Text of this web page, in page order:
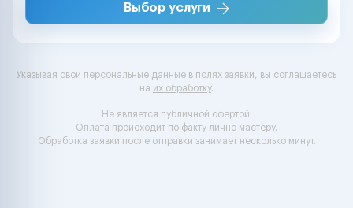
Выбор услуги
Указывая свои персональные данные в полях заявки, вы соглашаетесь
на их обработку.
Не является публичной офертой.
Оплата происходит по факту лично мастеру.
Обработка заявки после отправки занимает несколько минут.